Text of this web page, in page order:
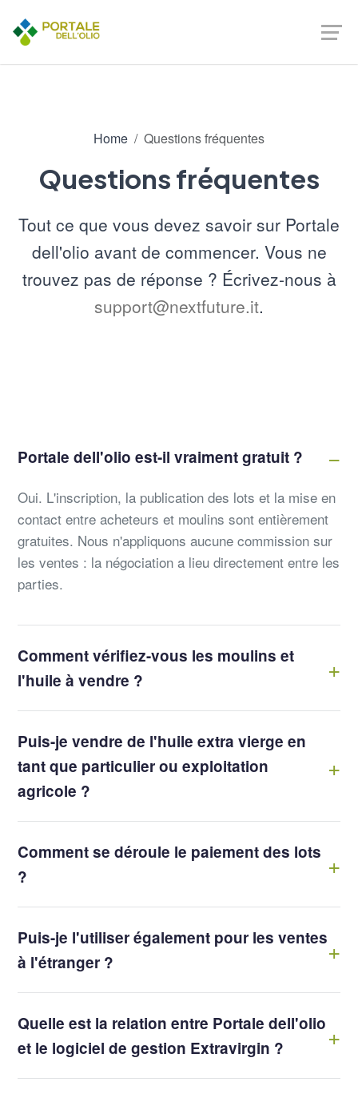
Home Questions fréquentes
Questions fréquentes
Tout ce que vous devez savoir sur Portale
dell'olio avant de commencer. Vous ne
trouvez pas de réponse ? Écrivez-nous à
support@nextfuture.it.
Portale dell'olio est-il vraiment gratuit ?
Oui. L'inscription, la publication des lots et la mise en
contact entre acheteurs et moulins sont entièrement
gratuites. Nous n'appliquons aucune commission sur
les ventes : la négociation a lieu directement entre les
parties.
Comment vérifiez-vous les moulins et
l'huile à vendre ?
Puis-je vendre de l'huile extra vierge en
tant que particulier ou exploitation
agricole ?
Comment se déroule le paiement des lots
?
Puis-je l'utiliser également pour les ventes
à l'étranger ?
Quelle est la relation entre Portale dell'olio
et le logiciel de gestion Extravirgin ?